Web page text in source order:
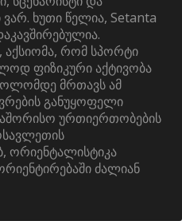
ხუთი წელია, Setanta
რომ სპორტი
ფიზიკური აქტივობა
მრთავს ამ
განუყოფელი
ურთიერთობების
ორიენტალისტიკა
ძალიან